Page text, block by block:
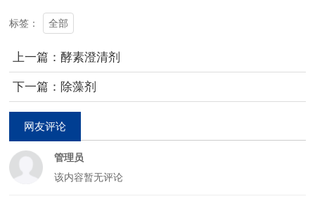
标签： 全部
上一篇：酵素澄清剂
下一篇：除藻剂
网友评论
管理员
该内容暂无评论